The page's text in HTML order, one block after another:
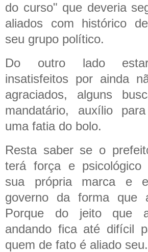
do curso" que deveria
aliados com histórico
seu grupo político.
Do outro lado
insatisfeitos por ainda
agraciados, alguns
mandatário, auxílio
uma fatia do bolo.
Resta saber se o
terá força e psicológico
sua própria marca e
governo da forma que
Porque do jeito que
andando fica até difícil
quem de fato é aliado seu.